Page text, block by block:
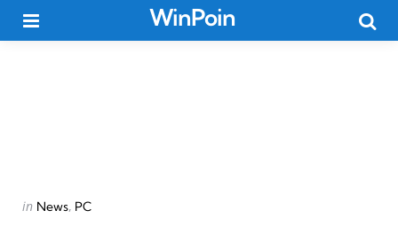
WinPoin
Categories
Posted
in News PC